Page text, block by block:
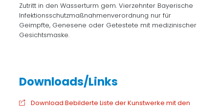
Zutritt in den Wasserturm gem. Vierzehnter Bayerische
Infektionsschutzmaßnahmenverordnung nur für
Geimpfte, Genesene oder Getestete mit medizinischer
Gesichtsmaske.
Download Bebilderte Liste der Kunstwerke mit den